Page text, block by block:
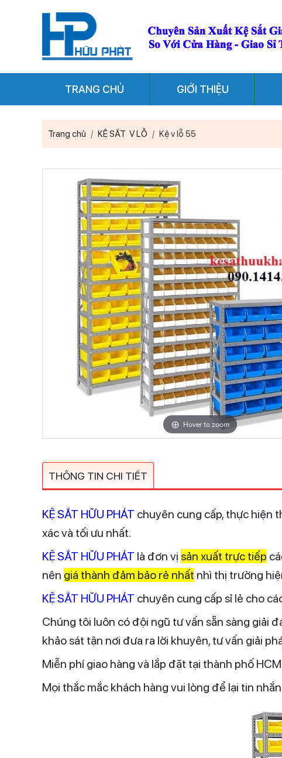
TRANG CHỦ GIỚI THIỆU
Trang chủ KỆ SẮT V LỖ Kệ v lỗ 55
Hover to zoom
THÔNG TIN CHI TIẾT
KỆ SẮT HỮU PHÁT chuyên cung cấp, thực hiện
xác và tối ưu nhất.
KỆ SẮT HỮU PHÁT là đơn vị sản xuất trực tiếp
nên giá thành đảm bảo rẻ nhất nhì thị trường
KỆ SẮT HỮU PHÁT chuyên cung cấp sỉ lẻ cho
Chúng tôi luôn có đội ngũ tư vấn sẵn sàng giải
khảo sát tận nơi đưa ra lời khuyên, tư vấn giải
Miễn phí giao hàng và lắp đặt tại thành phố
Mọi thắc mắc khách hàng vui lòng để lại tin